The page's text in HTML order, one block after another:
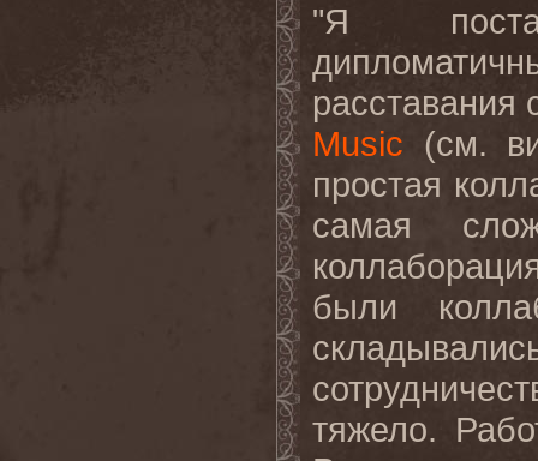
"Я
Music (см.
простая
самая
были
тяжело.